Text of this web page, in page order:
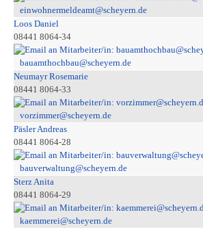
einwohnermeldeamt@scheyern.de
Loos Daniel
08441 8064-34
bauamthochbau@scheyern.de
Neumayr Rosemarie
08441 8064-33
vorzimmer@scheyern.de
Päsler Andreas
08441 8064-28
bauverwaltung@scheyern.de
Sterz Anita
08441 8064-29
kaemmerei@scheyern.de